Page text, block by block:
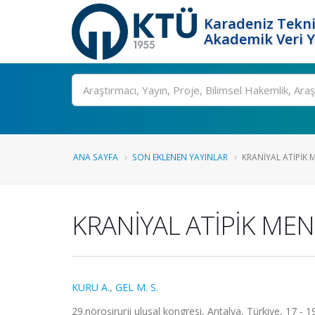
Karadeniz
Akademik Veri
Ara
ANA SAYFA SON EKLENEN YAYINLAR KRANİYAL ATİPİK
KRANİYAL ATİPİK
KURU A., GEL M. S.
29.nöroşirurji ulusal kongresi, Antalya, Türkiye, 17 -